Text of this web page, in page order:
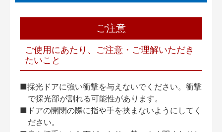
ご注意
ご使用にあたり、ご注意・ご理解いただき
たいこと
■採光ドアに強い衝撃を与えないでください。衝撃
で採光部が割れる可能性があります。
■ドアの開閉の際に指や手を挟まないようにしてく
ださい。